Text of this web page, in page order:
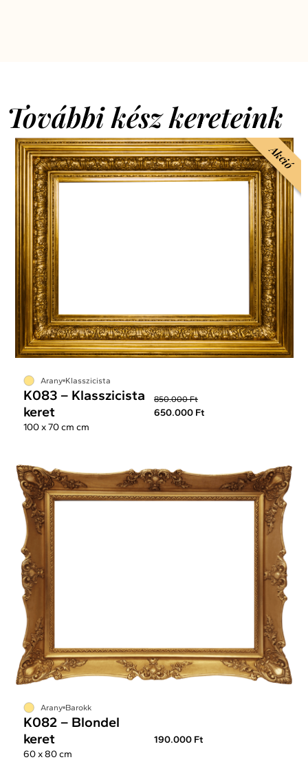
További kész kereteink
Akció
Arany Klasszicista
K083 – Klasszicista
keret
850.000 Ft
650.000 Ft
100 x 70 cm cm
Arany Barokk
K082 – Blondel
keret
190.000 Ft
60 x 80 cm